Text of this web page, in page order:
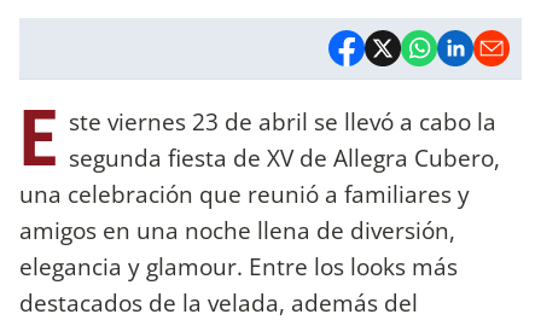
E ste viernes 23 de abril se llevó a cabo la
segunda fiesta de XV de Allegra Cubero,
una celebración que reunió a familiares y
amigos en una noche llena de diversión,
elegancia y glamour. Entre los looks más
destacados de la velada, además del